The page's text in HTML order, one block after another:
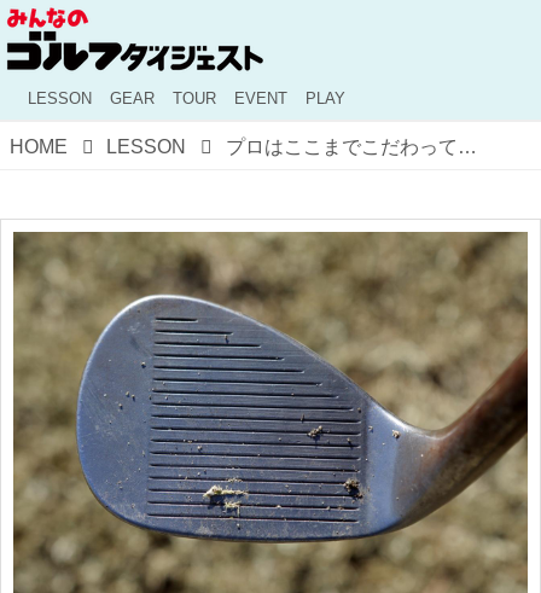
LESSON GEAR TOUR EVENT PLAY
HOME LESSON プロはここまでこだわっている！ アプローチの達人・伊澤秀憲が教える、スピンを保つフェース面のクリーンアップ術